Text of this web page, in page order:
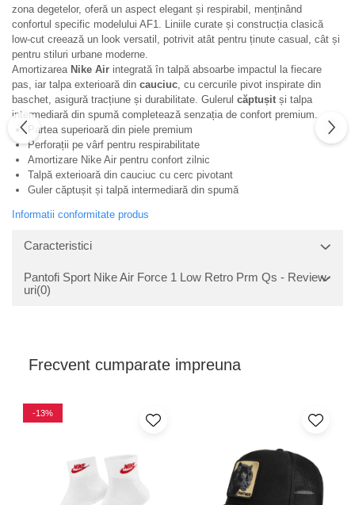
zona degetelor, oferă un aspect elegant și respirabil, menținând
confortul specific modelului AF1. Liniile curate și construcția clasică
low‑cut creează un look versatil, potrivit atât pentru ținute casual, cât și
pentru stiluri urbane moderne.
Amortizarea Nike Air integrată în talpă absoarbe impactul la fiecare
pas, iar talpa exterioară din cauciuc , cu cercurile pivot inspirate din
baschet, asigură tracțiune și durabilitate. Gulerul căptușit și talpa
intermediară din spumă completează senzația de confort premium.
Partea superioară din piele premium
Perforații pe vârf pentru respirabilitate
Amortizare Nike Air pentru confort zilnic
Talpă exterioară din cauciuc cu cerc pivotant
Guler căptușit și talpă intermediară din spumă
Informatii conformitate produs
Caracteristici
Pantofi Sport Nike Air Force 1 Low Retro Prm Qs - Review-
uri(0)
Frecvent cumparate impreuna
-13%